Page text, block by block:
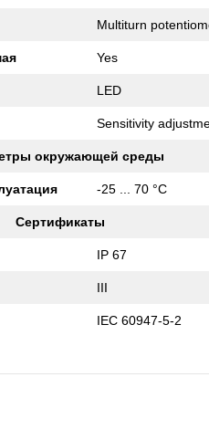
Multiturn
Yes
LED
Sensitivity
окружающей среды
-25 ... 70 °C
Сертификаты
IP 67
III
IEC 60947-5-2